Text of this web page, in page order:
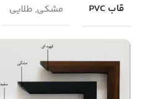
قاب PVC مشکی, طلایی